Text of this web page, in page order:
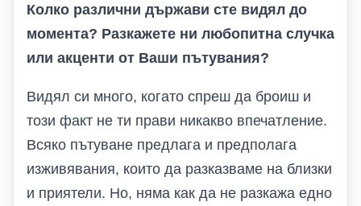
Колко различни държави сте видял до
момента? Разкажете ни любопитна случка
или акценти от Ваши пътувания?
Видял си много, когато спреш да броиш и
този факт не ти прави никакво впечатление.
Всяко пътуване предлага и предполага
изживявания, които да разказваме на близки
и приятели. Но, няма как да не разкажа едно